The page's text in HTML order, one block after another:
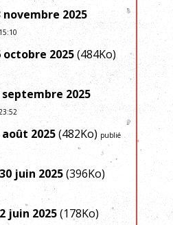
novembre 2025
octobre 2025(484Ko)
2025
2025(482Ko) publié
juin 2025(396Ko)
juin 2025(178Ko)